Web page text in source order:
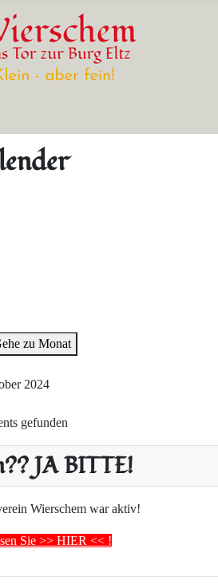
JA BITTE!
Wierschem war aktiv!
Sie >> HIER << !
zu Monat
2024
gefunden